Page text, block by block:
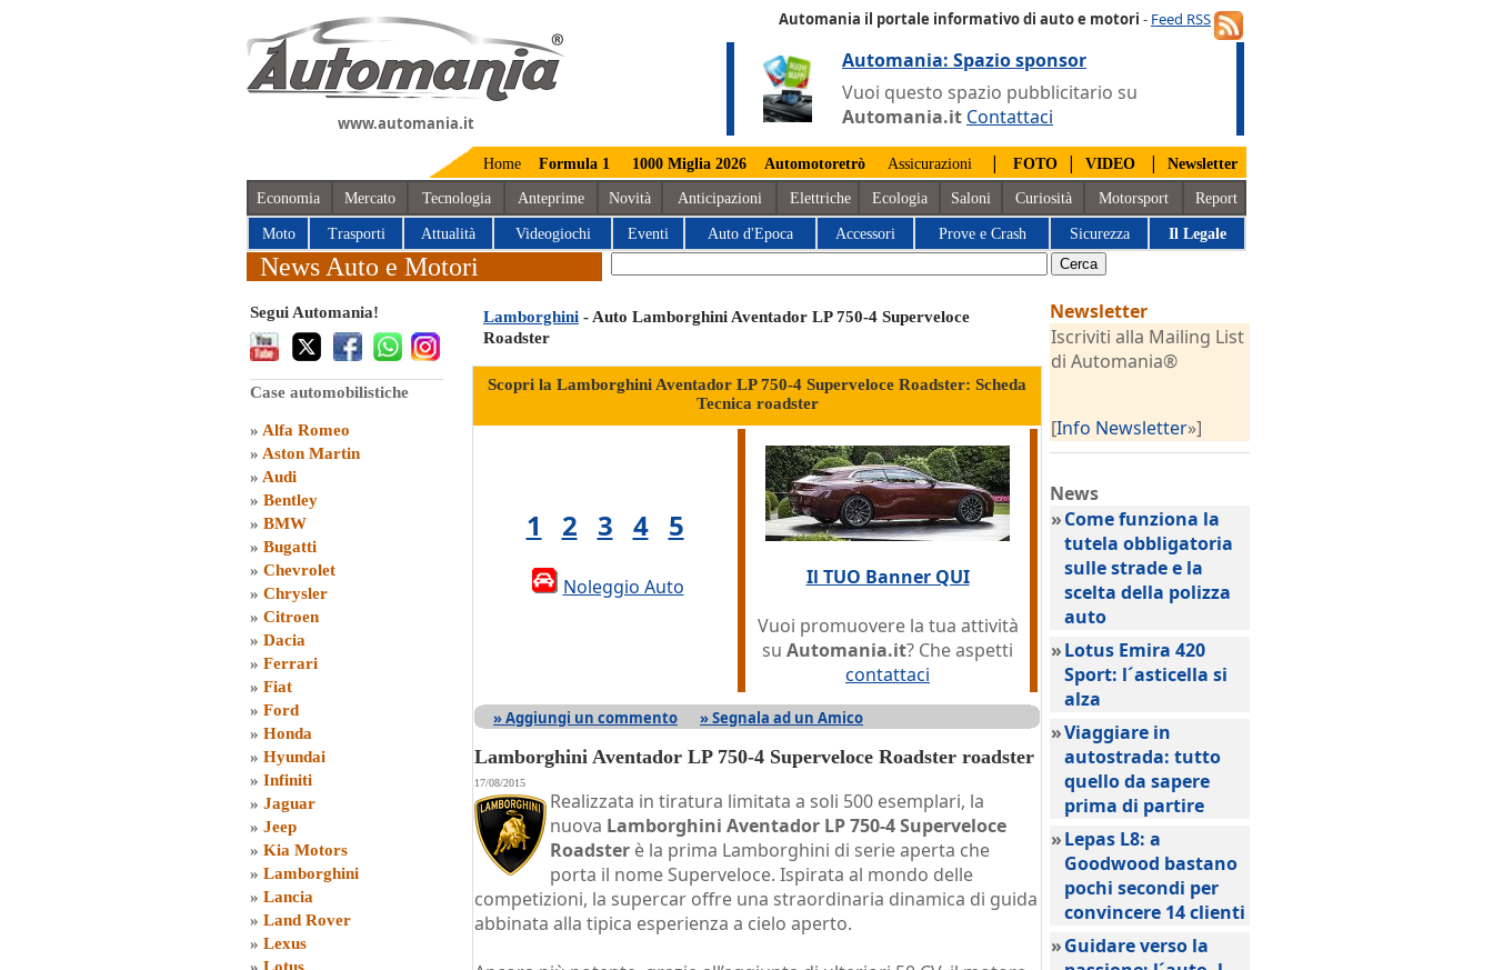
www.automania.it
Automania il portale informativo di auto e motori - Feed RSS
Automania: Spazio sponsor
Vuoi questo spazio pubblicitario su
Automania.it Contattaci
Home Formula 1 1000 Miglia 2026 Automotoretrò Assicurazioni | FOTO | VIDEO | Newsletter
Economia Mercato Tecnologia Anteprime Novità Anticipazioni Elettriche Ecologia Saloni Curiosità Motorsport Report
Moto Trasporti Attualità Videogiochi Eventi Auto d'Epoca Accessori Prove e Crash Sicurezza Il Legale
News Auto e Motori
Segui Automania!
Case automobilistiche
» Alfa Romeo
» Aston Martin
» Audi
» Bentley
» BMW
» Bugatti
» Chevrolet
» Chrysler
» Citroen
» Dacia
» Ferrari
» Fiat
» Ford
» Honda
» Hyundai
» Infiniti
» Jaguar
» Jeep
» Kia Motors
» Lamborghini
» Lancia
» Land Rover
» Lexus
Lamborghini - Auto Lamborghini Aventador LP 750-4 Superveloce
Roadster
Scopri la Lamborghini Aventador LP 750-4 Superveloce Roadster: Scheda
Tecnica roadster
1 2 3 4 5
Noleggio Auto
Il TUO Banner QUI
Vuoi promuovere la tua attività
su Automania.it? Che aspetti
contattaci
» Aggiungi un commento » Segnala ad un Amico
Lamborghini Aventador LP 750-4 Superveloce Roadster roadster
17/08/2015
Realizzata in tiratura limitata a soli 500 esemplari, la
nuova Lamborghini Aventador LP 750-4 Superveloce
Roadster è la prima Lamborghini di serie aperta che
porta il nome Superveloce. Ispirata al mondo delle
competizioni, la supercar offre una straordinaria dinamica di guida
abbinata alla tipica esperienza a cielo aperto.
Newsletter
Iscriviti alla Mailing List
di Automania®
[Info Newsletter»]
News
»Come funziona la
tutela obbligatoria
sulle strade e la
scelta della polizza
auto
»Lotus Emira 420
Sport: l´asticella si
alza
»Viaggiare in
autostrada: tutto
quello da sapere
prima di partire
»Lepas L8: a
Goodwood bastano
pochi secondi per
convincere 14 clienti
»Guidare verso la